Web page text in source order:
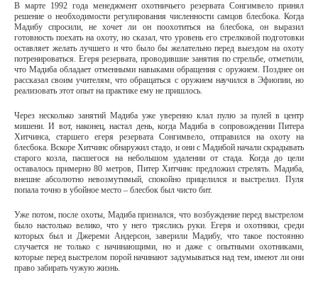
В марте 1992 года менеджмент охотничьего резервата Сонгимвело принял
решение о необходимости регулирования численности самцов блесбока. Когда
Мадибу спросили, не хочет ли он поохотиться на блесбока, он выразил
готовность поехать на охоту, но сказал, что уровень его стрелковой подготовки
оставляет желать лучшего и что было бы желательно перед выездом на охоту
потренироваться. Егеря резервата, проводившие занятия по стрельбе, отметили,
что Мадиба обладает отменными навыками обращения с оружием. Позднее он
рассказал своим учителям, что обращаться с оружием научился в Эфиопии, но
реализовать этот опыт на практике ему не пришлось.
Через несколько занятий Мадиба уже уверенно клал пулю за пулей в центр
мишени. И вот, наконец, настал день, когда Мадиба в сопровождении Питера
Хитчинса, старшего егеря резервата Сонгимвело, отправился на охоту на
блесбока. Вскоре Хитчинс обнаружил стадо, и они с Мадибой начали скрадывать
старого козла, пасшегося на небольшом удалении от стада. Когда до цели
оставалось примерно 80 метров, Питер Хитчинс предложил стрелять. Мадиба,
внешне абсолютно невозмутимый, спокойно прицелился и выстрелил. Пуля
попала точно в убойное место – блесбок был чисто бит.
Уже потом, после охоты, Мадиба признался, что возбуждение перед выстрелом
было настолько велико, что у него тряслись руки. Егеря и охотники, среди
которых был и Джереми Андерсон, заверили Мадибу, что такое постоянно
случается не только с начинающими, но и даже с опытными охотниками,
которые перед выстрелом порой начинают задумываться над тем, имеют ли они
право забирать чужую жизнь.